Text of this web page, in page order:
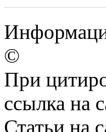
©
При
ссылка на
Статьи на